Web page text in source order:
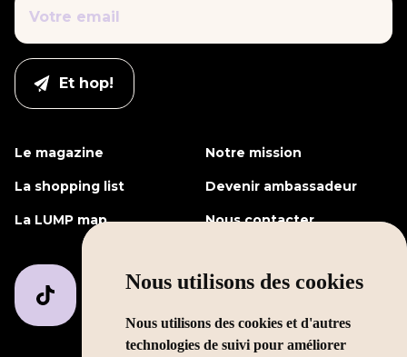
Nous utilisons des cookies
Nous utilisons des cookies et d'autres
technologies de suivi pour améliorer
Le magazine Notre mission
La shopping list Devenir ambassadeur
La LUMP map Nous contacter